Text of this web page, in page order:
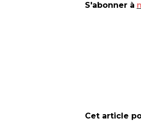
S'abonner à
Cet article